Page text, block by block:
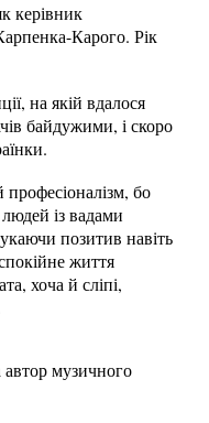
керівник
Карого. Рік
на якій вдалося
байдужими, і скоро
бо
із вадами
позитив навіть
життя
хоча й сліпі,
автор музичного